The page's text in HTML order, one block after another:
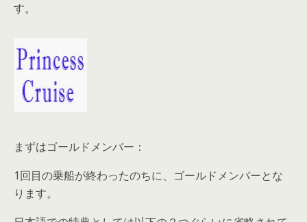
す。
まずはゴールドメンバー：
1回目の乗船が終わったのちに、ゴールドメンバーとな
ります。